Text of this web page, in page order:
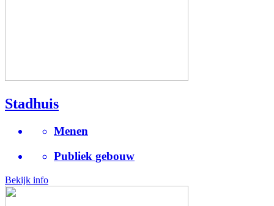
Stadhuis
Menen
Publiek gebouw
Bekijk info